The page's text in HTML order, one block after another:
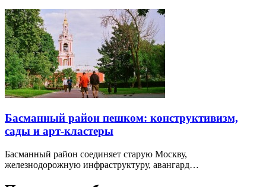
Басманный район пешком: конструктивизм,
сады и арт-кластеры
Басманный район соединяет старую Москву,
железнодорожную инфраструктуру, авангард…